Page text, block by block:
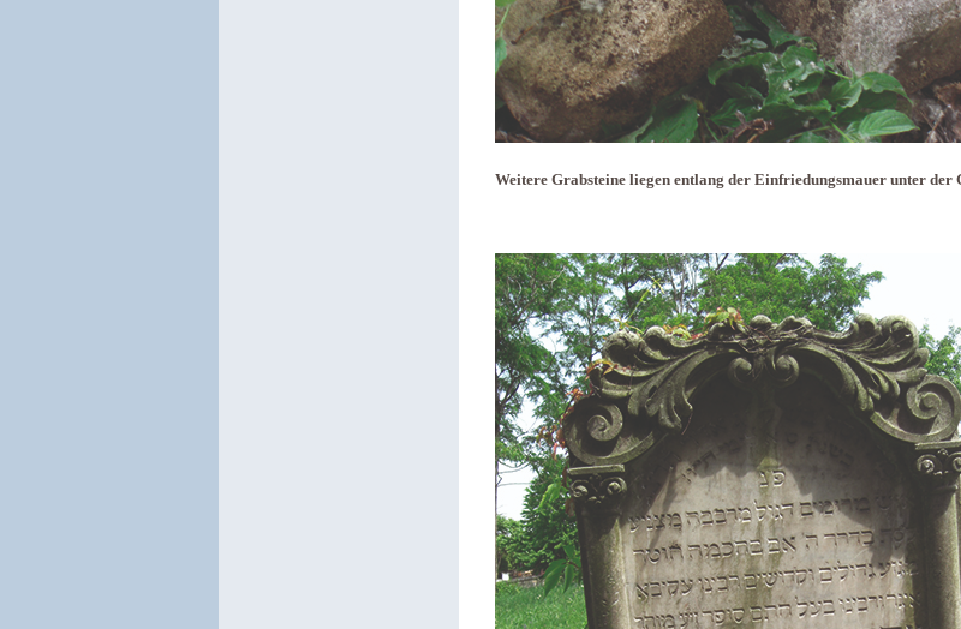
Weitere Grabsteine liegen entlang der Einfriedungsmauer unter der